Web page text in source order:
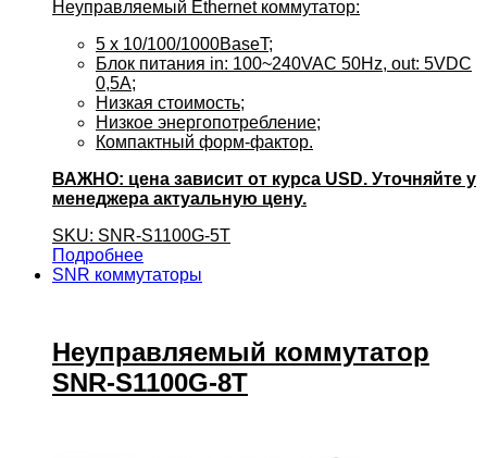
Неуправляемый Ethernet коммутатор:
5 x 10/100/1000BaseT;
Блок питания in: 100~240VAC 50Hz, out: 5VDC
0,5A;
Низкая стоимость;
Низкое энергопотребление;
Компактный форм-фактор.
ВАЖНО: цена зависит от курса USD. Уточняйте у
менеджера актуальную цену.
SKU: SNR-S1100G-5T
Подробнее
SNR коммутаторы
Неуправляемый коммутатор
SNR-S1100G-8T